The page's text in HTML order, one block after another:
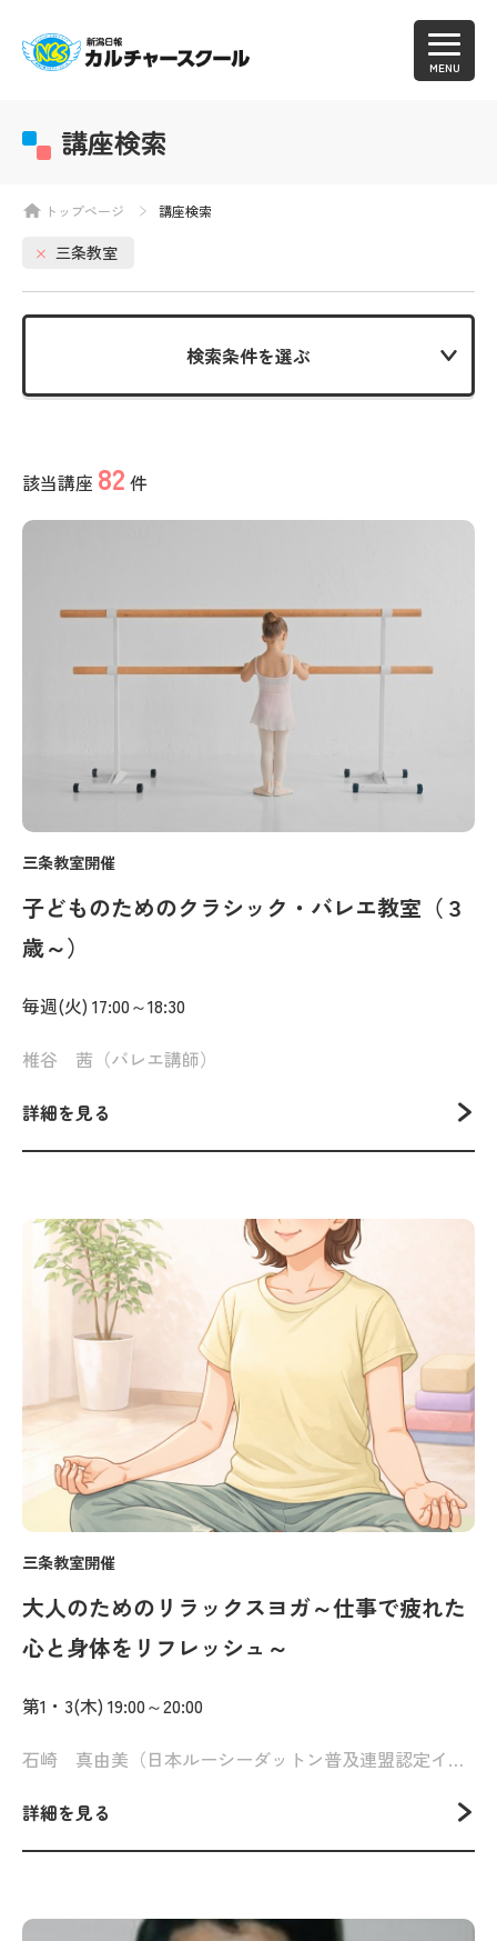
MENU
講座検索
トップページ 講座検索
三条教室
検索条件を選ぶ
該当講座 82 件
三条教室開催
子どものためのクラシック・バレエ教室（３
歳～）
毎週(火) 17:00～18:30
椎谷 茜（バレエ講師）
詳細を見る
三条教室開催
大人のためのリラックスヨガ～仕事で疲れた
心と身体をリフレッシュ～
第1・3(木) 19:00～20:00
石崎 真由美（日本ルーシーダットン普及連盟認定インストラクター）
詳細を見る